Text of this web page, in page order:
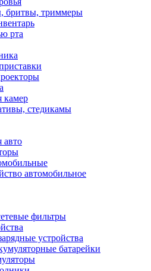
бритвы, триммеры
рта
камер
стедикамы
авто
автомобильное
фильтры
устройства
батарейки